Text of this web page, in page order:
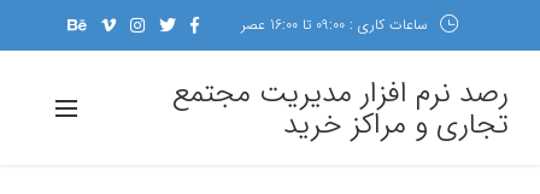
ساعات کاری : 09:00 تا 16:00 عصر
رصد نرم افزار مدیریت مجتمع
تجاری و مراکز خرید